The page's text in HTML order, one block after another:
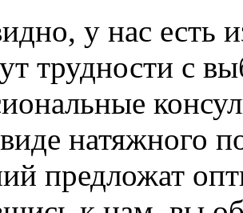
у нас есть
трудности с
натяжного
предложат